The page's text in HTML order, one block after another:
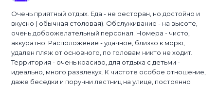
Очень приятный отдых. Еда - не ресторан, но достойно и
вкусно ( обычная столовая). Обслуживание - на высоте,
очень доброжелательный персонал. Номера - чисто,
аккуратно. Расположение - удачное, близко к морю,
удален пляж от основного, по головам никто не ходит.
Территория - очень красиво, для отдыха с детьми -
идеально, много развлекух. К чистоте особое отношение,
даже беседки и поручни лестниц на улице, постоянно